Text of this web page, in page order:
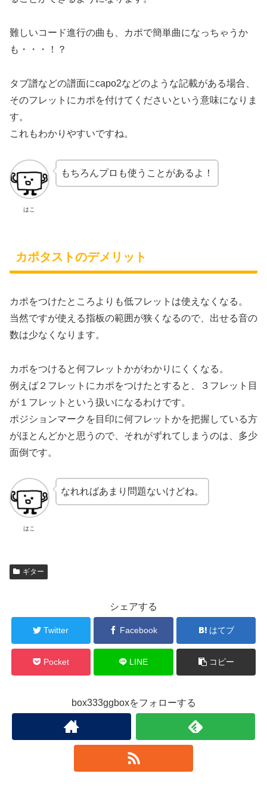
難しいコード進行の曲も、カポで簡単曲になっちゃうか
も・・・！？
タブ譜などの譜面にcapo2などのような記載がある場合、
そのフレットにカポを付けてくださいという意味になりま
す。
これもわかりやすいですね。
はこ
もちろんプロも使うことがあるよ！
カポタストのデメリット
カポをつけたところよりも低フレットは使えなくなる。
当然ですが使える指板の範囲が狭くなるので、出せる音の
数は少なくなります。
カポをつけると何フレットかがわかりにくくなる。
例えば２フレットにカポをつけたとすると、３フレット目
が１フレットという扱いになるわけです。
ポジションマークを目印に何フレットかを把握している方
がほとんどかと思うので、それがずれてしまうのは、多少
面倒です。
はこ
なれればあまり問題ないけどね。
ギター
シェアする
Twitter Facebook はてブ
Pocket LINE コピー
box333ggboxをフォローする